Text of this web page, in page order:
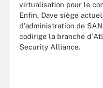
virtualisation pour le
Enfin, Dave siège
d'administration de
codirige la branche
Security Alliance.